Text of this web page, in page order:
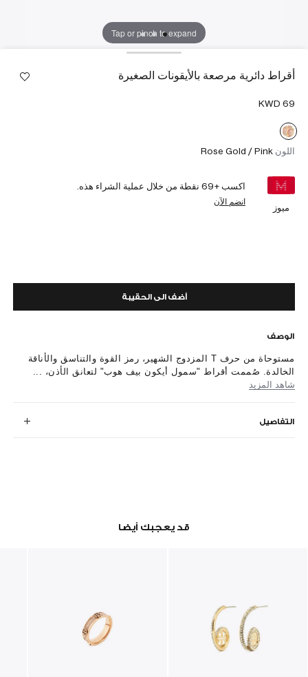
Tap or pinch to expand
أقراط دائرية مرصعة بالأيقونات الصغيرة
اللون Rose Gold / Pink
ميوز
اكسب +69 نقطة من خلال عملية الشراء هذه.
انضم الآن
أضف الى الحقيبة
الوصف
مستوحاة من حرف T المزدوج الشهير، رمز القوة والتناسق والأناقة
الخالدة. صُممت أقراط "سمول أيكون بيف هوب" لتعانق الأذن، ...
شاهد المزيد
التفاصيل
قد يعجبك أيضا